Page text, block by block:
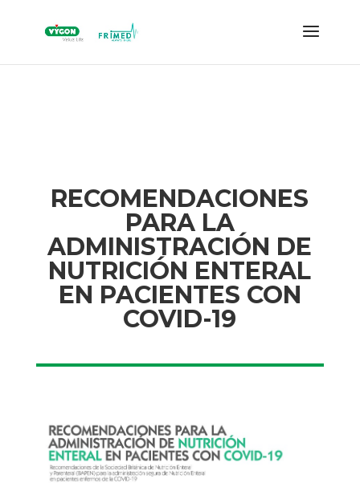
RECOMENDACIONES
PARA LA
ADMINISTRACIÓN DE
NUTRICIÓN ENTERAL
EN PACIENTES CON
COVID-19